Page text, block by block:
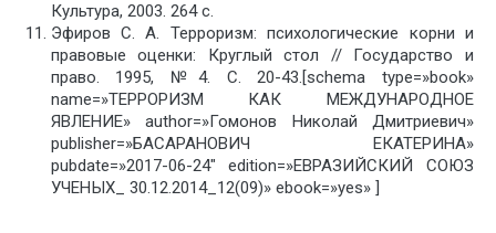
Культура, 2003. 264 с.
Эфиров С. А. Терроризм: психологические корни и
правовые оценки: Круглый стол // Государство и
право. 1995, №4. С. 20-43.[schema type=»book»
name=»ТЕРРОРИЗМ КАК МЕЖДУНАРОДНОЕ
ЯВЛЕНИЕ» author=»Гомонов Николай Дмитриевич»
publisher=»БАСАРАНОВИЧ ЕКАТЕРИНА»
pubdate=»2017-06-24″ edition=»ЕВРАЗИЙСКИЙ СОЮЗ
УЧЕНЫХ_ 30.12.2014_12(09)» ebook=»yes» ]